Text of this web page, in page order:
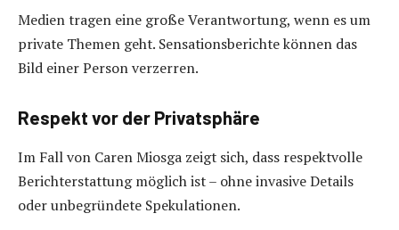
Medien tragen eine große Verantwortung, wenn es um
private Themen geht. Sensationsberichte können das
Bild einer Person verzerren.
Respekt vor der Privatsphäre
Im Fall von Caren Miosga zeigt sich, dass respektvolle
Berichterstattung möglich ist – ohne invasive Details
oder unbegründete Spekulationen.